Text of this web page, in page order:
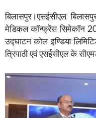
बिलासपुर।एसईसीएल
मेडिकल कॉन्फ्रेंस सिमेकॉन
उद्घाटन कोल इण्डिया
त्रिपाठी एवं एसईसीएल के